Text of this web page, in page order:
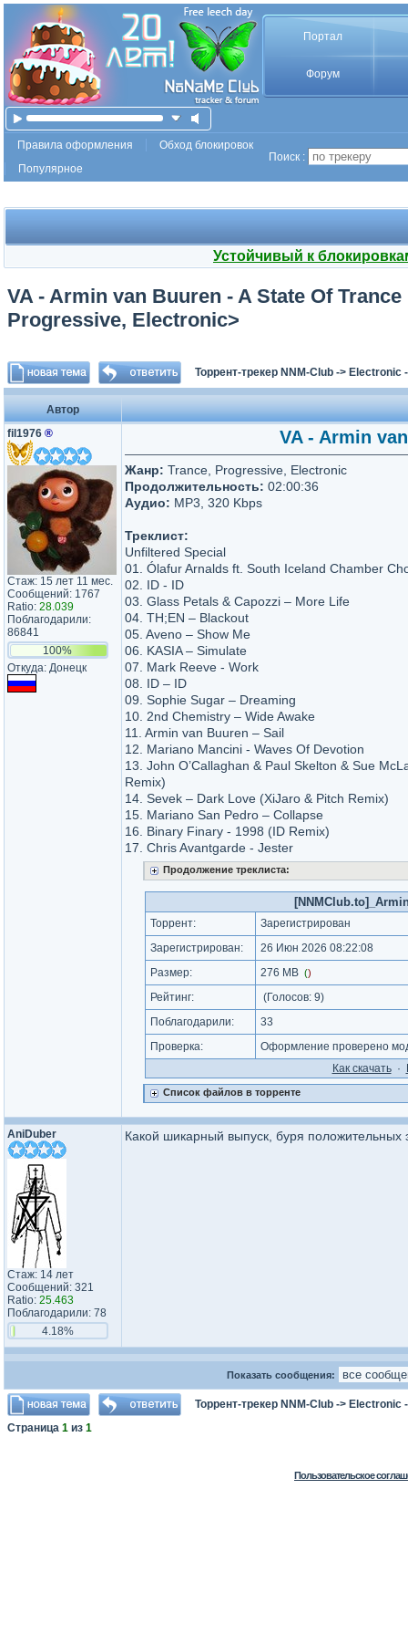
Портал
Форум
Правила оформления
Обход блокировок
Популярное
Поиск :
Устойчивый к
VA - Armin van Buuren - A State Of
Progressive, Electronic>
Торрент-трекер NNM-Club -> Electronic
Автор
fil1976 ®
Стаж: 15 лет 11 мес.
Сообщений: 1767
Ratio: 28.039
Поблагодарили:
86841
100%
Откуда: Донецк
VA - Armin
Жанр: Trance, Progressive, Electronic
Продолжительность: 02:00:36
Аудио: MP3, 320 Kbps
Треклист:
Unfiltered Special
01. Ólafur Arnalds ft. South Iceland Chamber
02. ID - ID
03. Glass Petals & Capozzi – More Life
04. TH;EN – Blackout
05. Aveno – Show Me
06. KASIA – Simulate
07. Mark Reeve - Work
08. ID – ID
09. Sophie Sugar – Dreaming
10. 2nd Chemistry – Wide Awake
11. Armin van Buuren – Sail
12. Mariano Mancini - Waves Of Devotion
13. John O’Callaghan & Paul Skelton & Sue
Remix)
14. Sevek – Dark Love (XiJaro & Pitch Remix)
15. Mariano San Pedro – Collapse
16. Binary Finary - 1998 (ID Remix)
17. Chris Avantgarde - Jester
Продолжение треклиста:
Торрент:
Зарегистрирован
Зарегистрирован:
26 Июн 2026 08:22:08
Размер:
276 MB ()
Рейтинг: (Голосов: 9)
Поблагодарили:
33
Проверка:
Оформление проверено
Как cкачать·
Список файлов в торренте
AniDuber
Стаж: 14 лет
Сообщений: 321
Ratio: 25.463
Поблагодарили: 78
4.18%
Какой шикарный выпуск, буря
Показать сообщения:
Торрент-трекер NNM-Club -> Electronic
Страница 1 из 1
Пользовательское